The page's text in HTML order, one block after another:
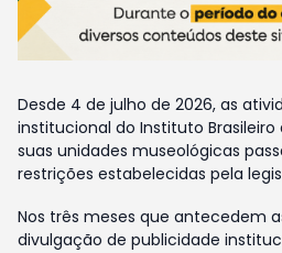
Desde 4 de julho de 2026, as
institucional do Instituto Brasileiro
suas unidades museológicas
restrições estabelecidas pela
Nos três meses que antecedem
divulgação de publicidade